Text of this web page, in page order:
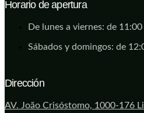
Horario de apertura
De lunes a viernes: de
Sábados y domingos: de
Dirección
AV. João Crisóstomo, 1000-176